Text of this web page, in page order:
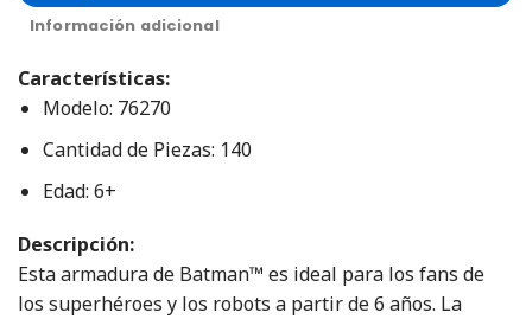
Información adicional
Características:
Modelo: 76270
Cantidad de Piezas: 140
Edad: 6+
Descripción:
Esta armadura de Batman™ es ideal para los fans de
los superhéroes y los robots a partir de 6 años. La